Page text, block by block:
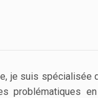
je suis spécialisée
problématiques